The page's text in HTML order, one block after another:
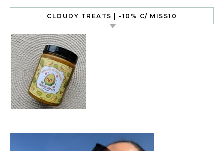
CLOUDY TREATS | -10% C/ MISS10